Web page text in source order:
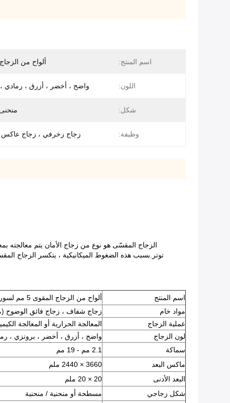
اسم المنتج: ألواح من
اللون: واضح ، أخضر ، أزرق ، رمادي
شكل:
وظيفة: زجاج زخرفي ، زجاج عاكس
الزجاج المقسّى هو نوع من زجاج الأمان يتم معالجته
توتر.بسبب هذه الضغوط الميكانيكية ، يتكسر الزجاج
اسم المنتج
ألواح من الزجاج المقوى 5 مم لسور سطح السفينة من الزجاج المقسى
مواد خام
زجاج شفاف ، زجاج فائق الوضوح
عملية الزجاج
المعالجة الحرارية أو المعالجة
لون الزجاج
واضح ، أزرق ، أخضر ، برونزي ،
سماكة
2.1 مم - 19 مم
ماكس البعد
3660 × 2440 ملم
البعد الأدنى
20 × 20 ملم
شكل زجاجي
مسطحة أو منحنية / منحنية